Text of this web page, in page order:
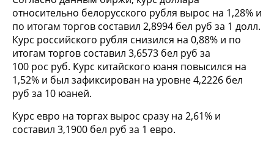
относительно белорусского рубля вырос на 1,28% и
по итогам торгов составил 2,8994 бел руб за 1 долл.
Курс российского рубля снизился на 0,88% и по
итогам торгов составил 3,6573 бел руб за
100 рос руб. Курс китайского юаня повысился на
1,52% и был зафиксирован на уровне 4,2226 бел
руб за 10 юаней.
Курс евро на торгах вырос сразу на 2,61% и
составил 3,1900 бел руб за 1 евро.